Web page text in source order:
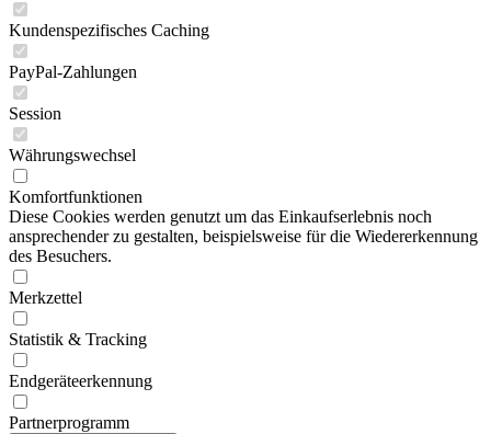
Kundenspezifisches Caching
PayPal-Zahlungen
Session
Währungswechsel
Komfortfunktionen
Diese Cookies werden genutzt um das Einkaufserlebnis noch
ansprechender zu gestalten, beispielsweise für die Wiedererkennung
des Besuchers.
Merkzettel
Statistik & Tracking
Endgeräteerkennung
Partnerprogramm